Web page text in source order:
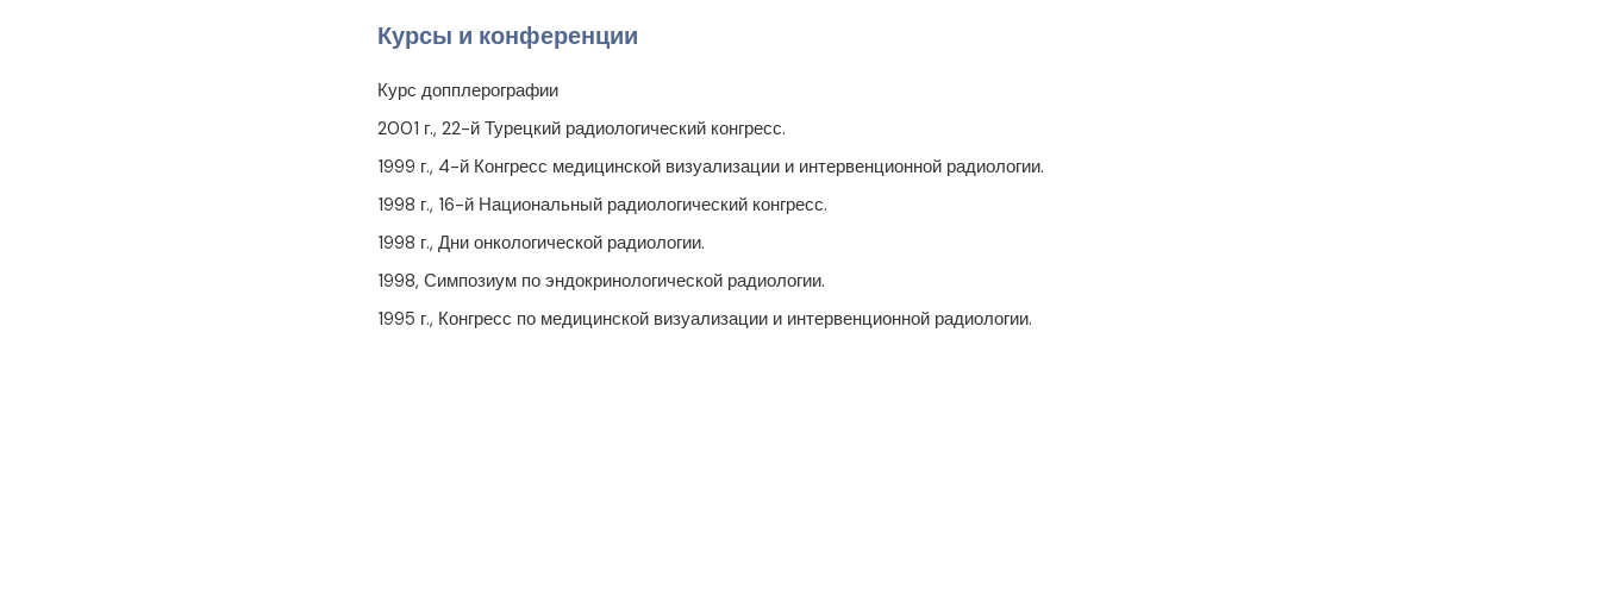
Курсы и конференции
Курс допплерографии
2001 г., 22-й Турецкий радиологический конгресс.
1999 г., 4-й Конгресс медицинской визуализации и интервенционной радиологии.
1998 г., 16-й Национальный радиологический конгресс.
1998 г., Дни онкологической радиологии.
1998, Симпозиум по эндокринологической радиологии.
1995 г., Конгресс по медицинской визуализации и интервенционной радиологии.